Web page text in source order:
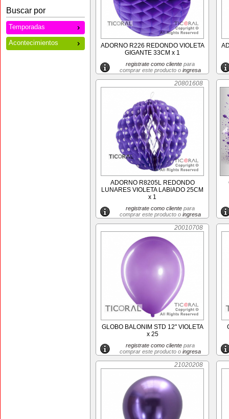
Buscar por
Temporadas
Acontecimientos
ADORNO R226 REDONDO VIOLETA
GIGANTE 33CM x 1
registrate como clientepara
comprar este producto o ingresa
20801608
ADORNO R8205L REDONDO
LUNARES VIOLETA LABIADO 25CM
x 1
registrate como clientepara
comprar este producto o ingresa
20010708
GLOBO BALONIM STD 12" VIOLETA
x 25
registrate como clientepara
comprar este producto o ingresa
21020208